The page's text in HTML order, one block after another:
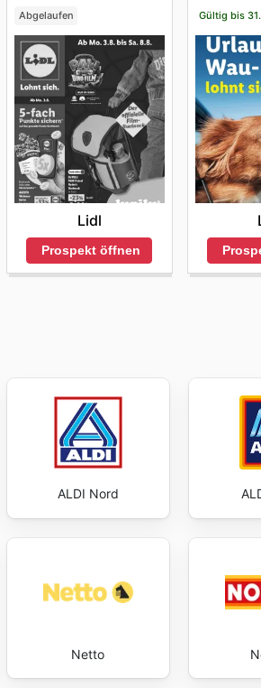
Abgelaufen
Lidl
Prospekt öffnen
Gültig bis
ALDI Nord
Netto